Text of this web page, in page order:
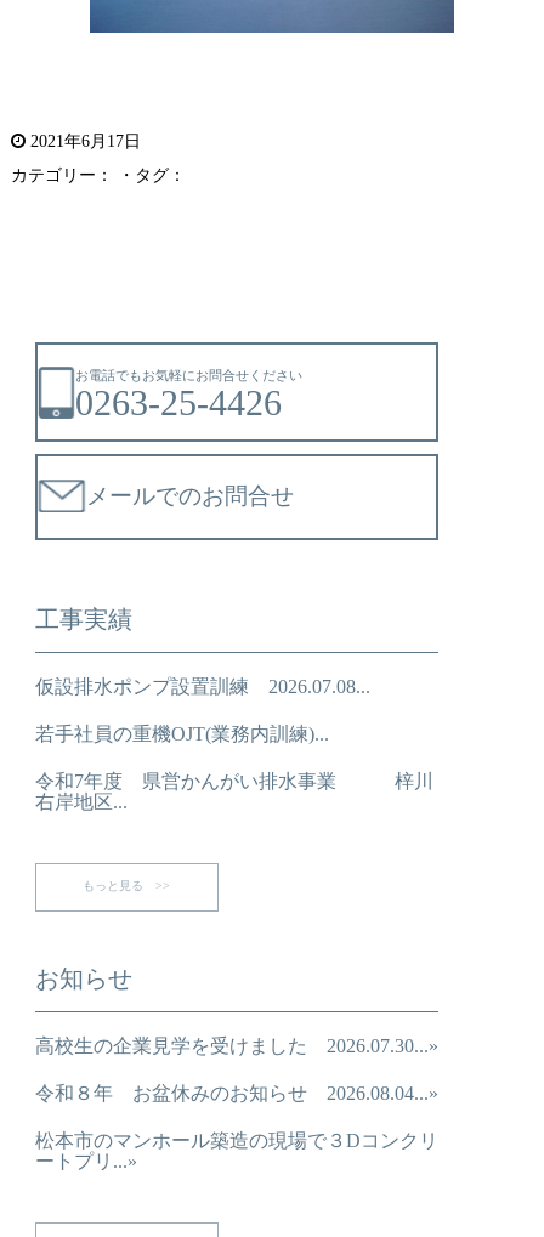
2021年6月17日
カテゴリー： ・タグ：
お電話でもお気軽にお問合せください
0263-25-4426
メールでのお問合せ
工事実績
仮設排水ポンプ設置訓練 2026.07.08...
若手社員の重機OJT(業務内訓練)...
令和7年度 県営かんがい排水事業 梓川
右岸地区...
もっと見る >>
お知らせ
高校生の企業見学を受けました 2026.07.30...»
令和８年 お盆休みのお知らせ 2026.08.04...»
松本市のマンホール築造の現場で３Dコンクリ
ートプリ...»